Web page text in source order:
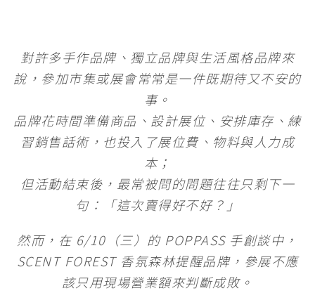
b
o
k
t
e
a
t
e
n
e
g
r
m
L
i
k
對許多手作品牌、獨立品牌與生活風格品牌來
說，參加市集或展會常常是一件既期待又不安的
事。
品牌花時間準備商品、設計展位、安排庫存、練
習銷售話術，也投入了展位費、物料與人力成
本；
但活動結束後，最常被問的問題往往只剩下一
句：「這次賣得好不好？」
然而，在 6/10（三）的 POPPASS 手創談中，
SCENT FOREST 香氛森林提醒品牌，參展不應
該只用現場營業額來判斷成敗。